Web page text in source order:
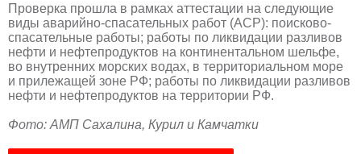
Проверка прошла в рамках аттестации на следующие
виды аварийно-спасательных работ (АСР): поисково-
спасательные работы; работы по ликвидации разливов
нефти и нефтепродуктов на континентальном шельфе,
во внутренних морских водах, в территориальном море
и прилежащей зоне РФ; работы по ликвидации разливов
нефти и нефтепродуктов на территории РФ.
Фото: АМП Сахалина, Курил и Камчатки